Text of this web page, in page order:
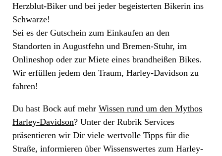
Herzblut-Biker und bei jeder begeisterten Bikerin ins
Schwarze!
Sei es der Gutschein zum Einkaufen an den
Standorten in Augustfehn und Bremen-Stuhr, im
Onlineshop oder zur Miete eines brandheißen Bikes.
Wir erfüllen jedem den Traum, Harley-Davidson zu
fahren!
Du hast Bock auf mehrWissen rund um den Mythos
Harley-Davidson? Unter der Rubrik Services
präsentieren wir Dir viele wertvolle Tipps für die
Straße, informieren über Wissenswertes zum Harley-